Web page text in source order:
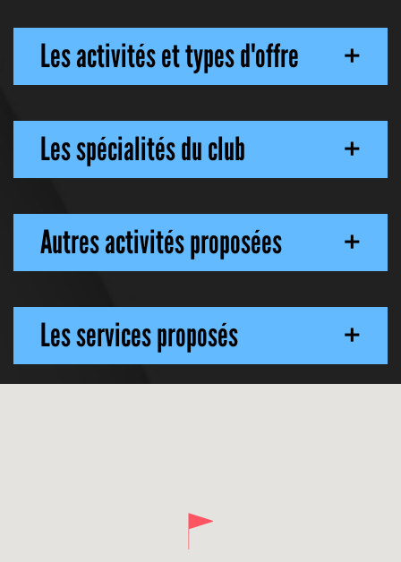
Les activités et types d'offre +
Les spécialités du club +
Autres activités proposées +
Les services proposés +